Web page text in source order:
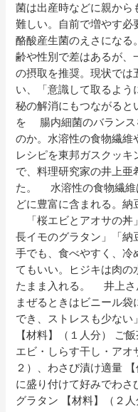
菌は出産時などに親から
難しい。自前で増やす必
酪酸産生菌のえさにな
齢や性別で差はあるが、
の摂取を推奨。現状では
い、「意識して取るよう
秘の解消にもつながる
を 腸内細菌のバランス
のか。水溶性の食物繊維
レシピを東邦ガスクッ
で、料理研究家の井上亜
た。 水溶性の食物繊維
どに豊富に含まれる。納
「桜エビとアオサの丼
長イモのグラタン」「納
手でも、食べやすく、冷
てもいい。ヒジキは肉の
たまま入れる。 井上さ
まぜるときはビニール袋
でき、ストレスも少な
【材料】（１人分） ご
エビ・しらす干し・アオ
２）、わさび漬け適量
に盛り付けて好みでわ
グラタン 【材料】（２